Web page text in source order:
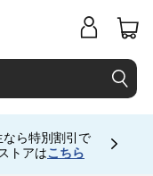
ら特別割引で
トアはこちら
displaying item 4 of